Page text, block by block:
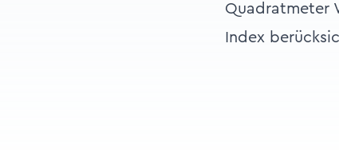
Quadratmeter
Index